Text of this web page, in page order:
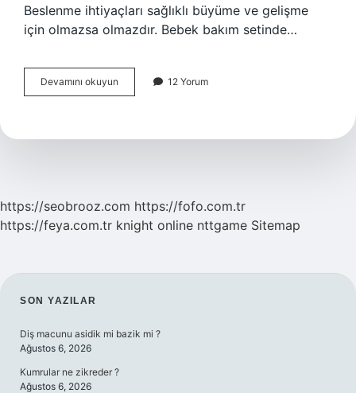
Beslenme ihtiyaçları sağlıklı büyüme ve gelişme
için olmazsa olmazdır. Bebek bakım setinde…
Devamını okuyun
Doğan
Ürünleri
12 Yorum
https://seobrooz.com https://fofo.com.tr
https://feya.com.tr knight online nttgame Sitemap
SIDEBAR
SON YAZILAR
Diş macunu asidik mi bazik mi ?
Ağustos 6, 2026
Kumrular ne zikreder ?
Ağustos 6, 2026